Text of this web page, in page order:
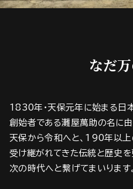
なだ
1830年・天保元年に始まる日
創始者である灘屋萬助の名に由
天保から令和へと、190年以上
受け継がれてきた伝統と歴史を
次の時代へと繋げてまいります。